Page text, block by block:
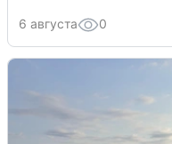
6 августа 0